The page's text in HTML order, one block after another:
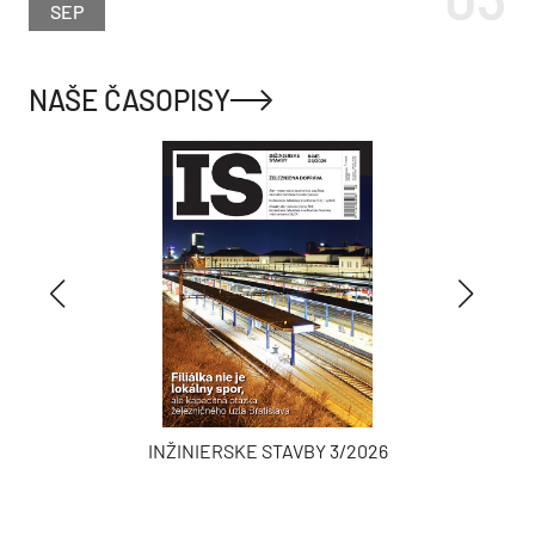
SEP
NAŠE ČASOPISY
INŽINIERSKE STAVBY 3/2026